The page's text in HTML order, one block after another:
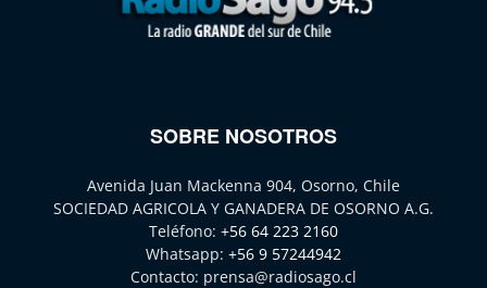
SOBRE NOSOTROS
Avenida Juan Mackenna 904, Osorno, Chile
SOCIEDAD AGRICOLA Y GANADERA DE OSORNO A.G.
Teléfono: +56 64 223 2160
Whatsapp: +56 9 57244942
Contacto: prensa@radiosago.cl